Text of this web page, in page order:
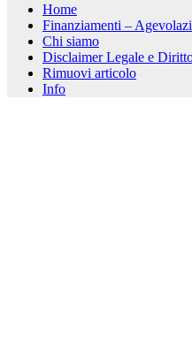
Home
Finanziamenti –
Chi siamo
Disclaimer Legale e
Rimuovi articolo
Info